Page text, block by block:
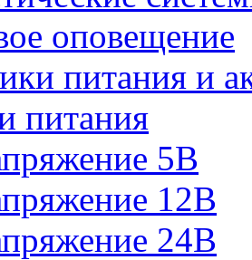
оповещение
питания и
питания
5В
12В
24В